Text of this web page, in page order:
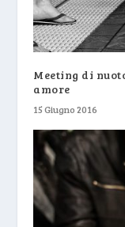
Meeting di
amore
15 Giugno 2016